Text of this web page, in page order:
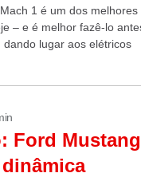
1 é um dos melhores
– e é melhor fazê-lo
dando lugar aos elétricos
Ford